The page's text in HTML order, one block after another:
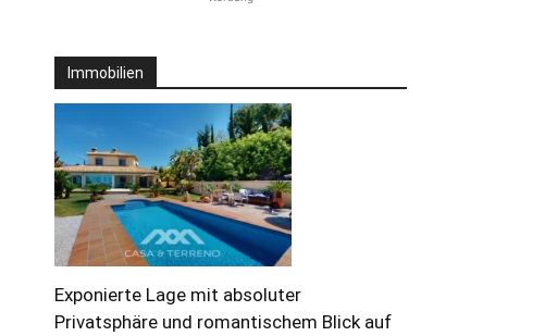
Immobilien
Exponierte Lage mit absoluter
Privatsphäre und romantischem Blick auf